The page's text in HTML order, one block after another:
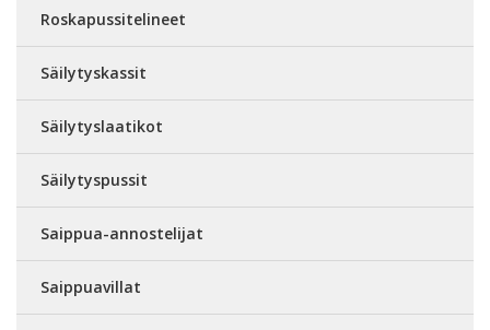
Roskapussitelineet
Säilytyskassit
Säilytyslaatikot
Säilytyspussit
Saippua-annostelijat
Saippuavillat